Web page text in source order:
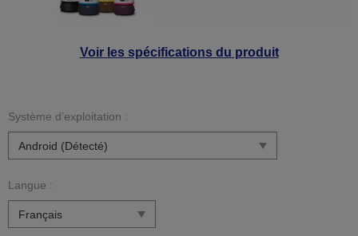
Voir les spécifications du produit
Système d’exploitation :
Langue :